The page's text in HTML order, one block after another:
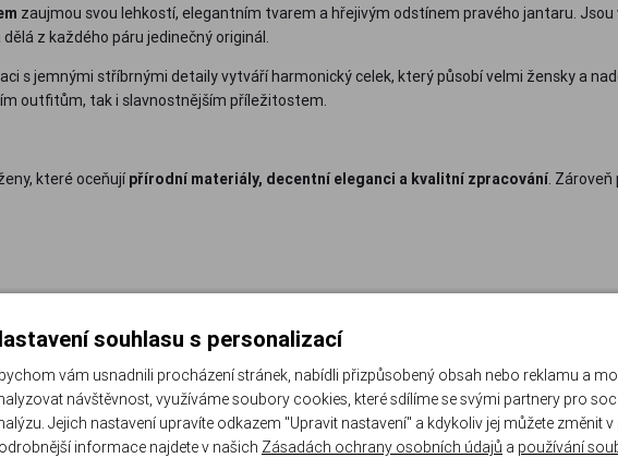
zaujmou svou lehkostí, elegantním tvarem a hřejivým odstínem pravého jantaru. Jsou
z každého páru jedinečný originál.
s jemnými stříbrnými detaily vytváří harmonický celek, který působí velmi žensky a
outfitům, tak i slavnostnějším příležitostem.
které oceňujípřírodní materiály, decentní eleganci a kvalitní zpracování.
souhlasu s personalizací
vám usnadnili procházení stránek, nabídli přizpůsobený obsah nebo reklamu a
návštěvnost, využíváme soubory cookies, které sdílíme se svými partnery pro
Jejich nastavení upravíte odkazem "Upravit nastavení" a kdykoliv jej můžete změnit
informace najdete v našich Zásadách ochrany osobních údajů a používání